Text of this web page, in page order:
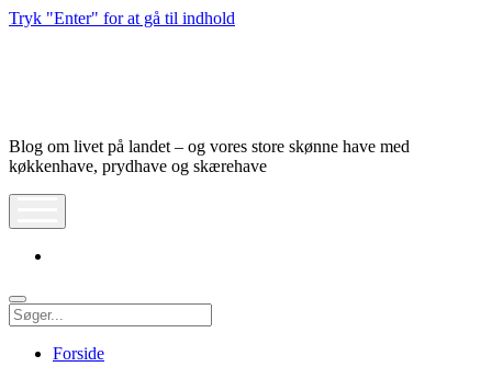
Tryk "Enter" for at gå til indhold
Blog om livet på landet – og vores store skønne have med
køkkenhave, prydhave og skærehave
Søg
Forside